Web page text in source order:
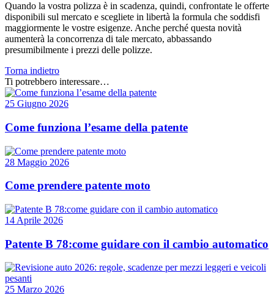
Quando la vostra polizza è in scadenza, quindi, confrontate le offerte
disponibili sul mercato e scegliete in libertà la formula che soddisfi
maggiormente le vostre esigenze. Anche perché questa novità
aumenterà la concorrenza di tale mercato, abbassando
presumibilmente i prezzi delle polizze.
Torna indietro
Ti potrebbero interessare…
25 Giugno 2026
Come funziona l’esame della patente
28 Maggio 2026
Come prendere patente moto
14 Aprile 2026
Patente B 78:come guidare con il cambio automatico
25 Marzo 2026